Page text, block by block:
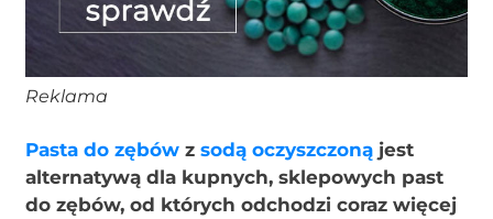
Reklama
Pasta do zębów zsodą oczyszczoną jest
alternatywą dla kupnych, sklepowych past
do zębów, od których odchodzi coraz więcej